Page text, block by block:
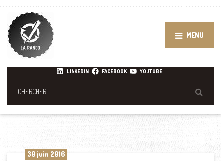
MENU
LINKEDIN FACEBOOK YOUTUBE
30 juin 2016